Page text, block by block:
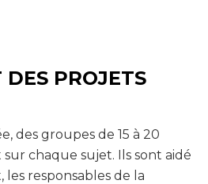
DES PROJETS
des groupes de 15 à 20
chaque sujet. Ils sont aidé
responsables de la